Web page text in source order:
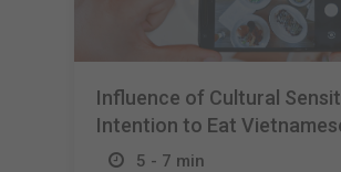
Influence of Cultural
Intention to Eat
5 - 7 min